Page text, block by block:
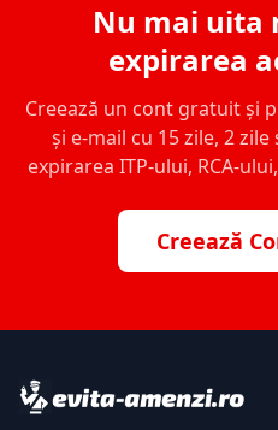
Nu mai uita
expirarea
Creează un cont gratuit și
și e-mail cu 15 zile, 2
expirarea ITP-ului, RCA-
Creează